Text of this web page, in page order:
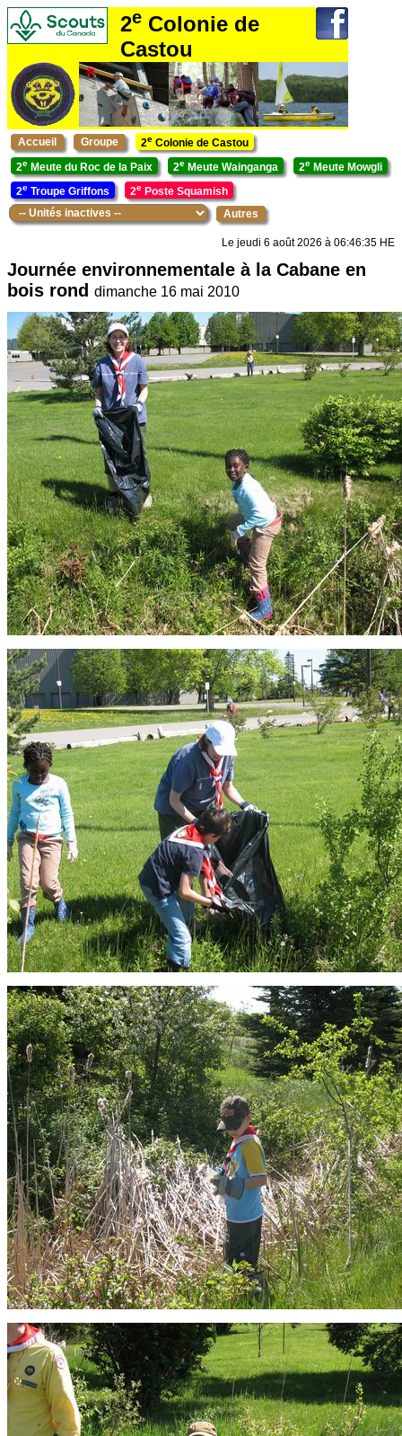
2e Colonie de
Castou
Accueil Groupe 2e Colonie de Castou
2e Meute du Roc de la Paix 2e Meute Wainganga 2e Meute Mowgli
2e Troupe Griffons 2e Poste Squamish
Autres
Le jeudi 6 août 2026 à 06:46:35 HE
Journée environnementale à la Cabane en
bois rond dimanche 16 mai 2010